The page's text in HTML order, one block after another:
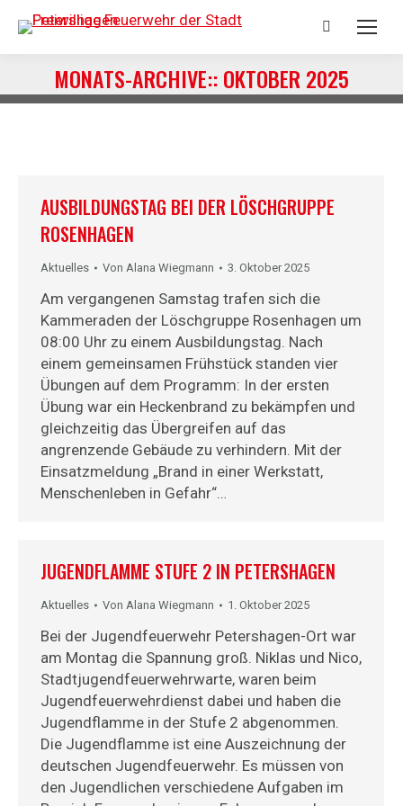
Search:
MONATS-ARCHIVE::OKTOBER 2025
Sie befinden sich hier:
AUSBILDUNGSTAG BEI DER LÖSCHGRUPPE
ROSENHAGEN
Aktuelles Von Alana Wiegmann 3. Oktober 2025
Am vergangenen Samstag trafen sich die
Kammeraden der Löschgruppe Rosenhagen um
08:00 Uhr zu einem Ausbildungstag. Nach
einem gemeinsamen Frühstück standen vier
Übungen auf dem Programm: In der ersten
Übung war ein Heckenbrand zu bekämpfen und
gleichzeitig das Übergreifen auf das
angrenzende Gebäude zu verhindern. Mit der
Einsatzmeldung „Brand in einer Werkstatt,
Menschenleben in Gefahr“…
JUGENDFLAMME STUFE 2 IN PETERSHAGEN
Aktuelles Von Alana Wiegmann 1. Oktober 2025
Bei der Jugendfeuerwehr Petershagen-Ort war
am Montag die Spannung groß. Niklas und Nico,
Stadtjugendfeuerwehrwarte, waren beim
Jugendfeuerwehrdienst dabei und haben die
Jugendflamme in der Stufe 2 abgenommen.
Die Jugendflamme ist eine Auszeichnung der
deutschen Jugendfeuerwehr. Es müssen von
den Jugendlichen verschiedene Aufgaben im